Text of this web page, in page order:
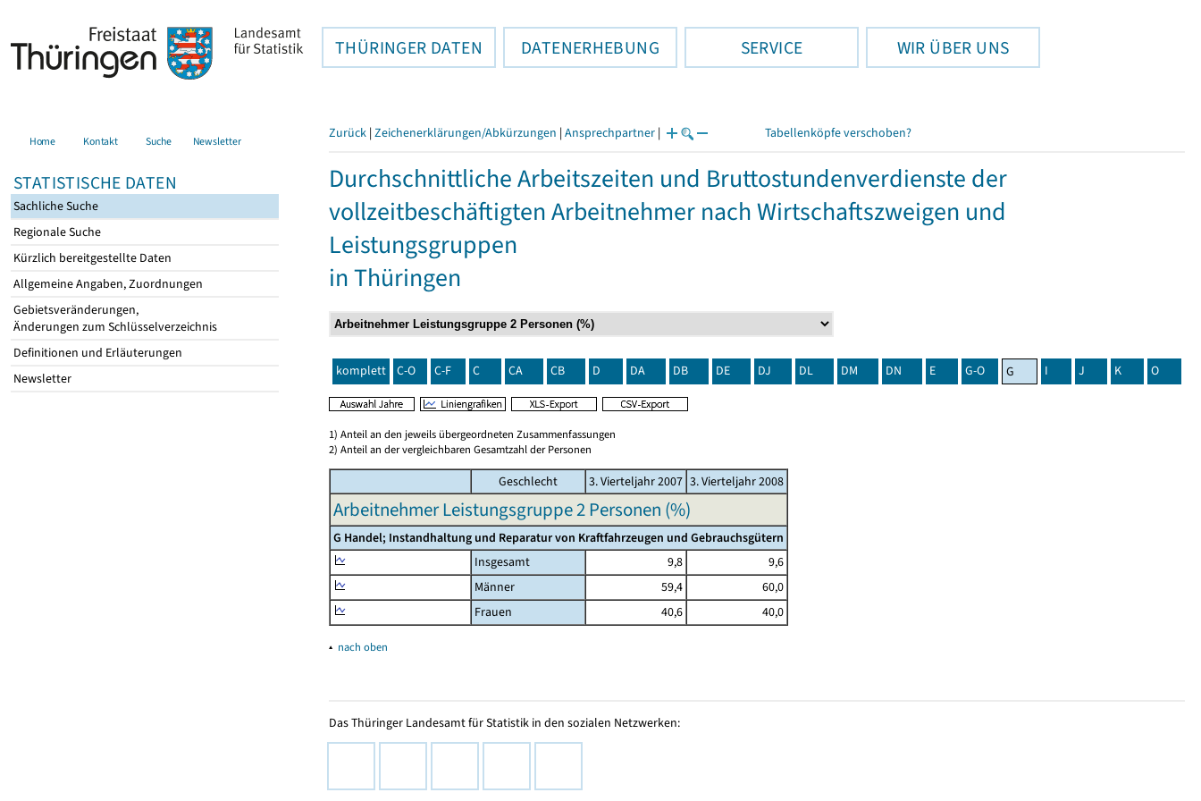
THÜRINGER DATEN DATENERHEBUNG SERVICE WIR ÜBER UNS
Home Kontakt Suche Newsletter
STATISTISCHE DATEN
Sachliche Suche
Regionale Suche
Kürzlich bereitgestellte Daten
Allgemeine Angaben, Zuordnungen
Gebietsveränderungen,
Änderungen zum Schlüsselverzeichnis
Definitionen und Erläuterungen
Newsletter
Zurück | Zeichenerklärungen/Abkürzungen | Ansprechpartner | Tabellenköpfe verschoben?
Durchschnittliche Arbeitszeiten und Bruttostundenverdienste der
vollzeitbeschäftigten Arbeitnehmer nach Wirtschaftszweigen und
Leistungsgruppen
in Thüringen
komplett C-O C-F C CA CB D DA DB DE DJ DL DM DN E G-O G I J K O
1) Anteil an den jeweils übergeordneten Zusammenfassungen
2) Anteil an der vergleichbaren Gesamtzahl der Personen
Geschlecht 3. Vierteljahr 2007 3. Vierteljahr 2008
Arbeitnehmer Leistungsgruppe 2 Personen (%)
G Handel; Instandhaltung und Reparatur von Kraftfahrzeugen und Gebrauchsgütern
Insgesamt
9,8
9,6
Männer
59,4
60,0
Frauen
40,6 40,0
▴ nach oben
Das Thüringer Landesamt für Statistik in den sozialen Netzwerken: